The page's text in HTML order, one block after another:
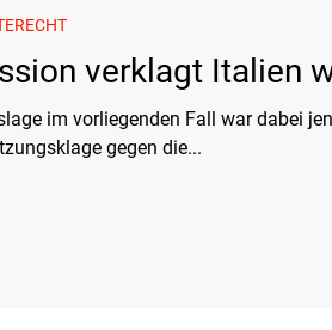
verklagt Italien
im vorliegenden Fall war dabei
gegen die...